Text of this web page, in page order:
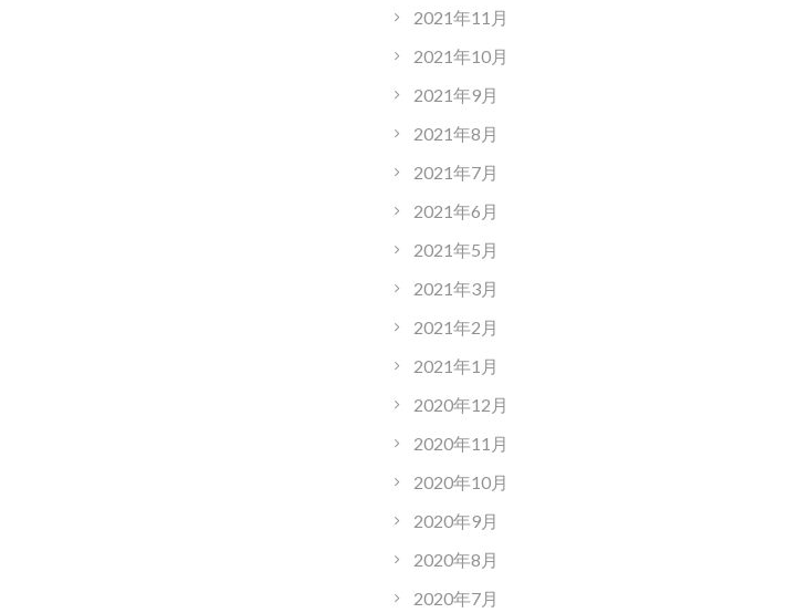
2021年11月
2021年10月
2021年9月
2021年8月
2021年7月
2021年6月
2021年5月
2021年3月
2021年2月
2021年1月
2020年12月
2020年11月
2020年10月
2020年9月
2020年8月
2020年7月